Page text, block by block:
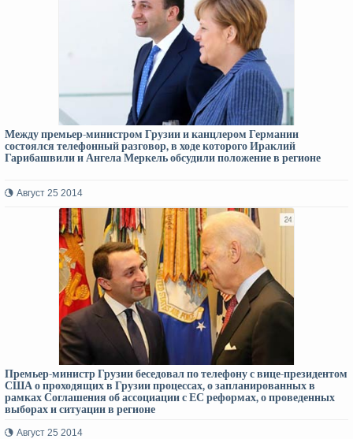
Между премьер-министром Грузии и канцлером Германии
состоялся телефонный разговор, в ходе которого Ираклий
Гарибашвили и Ангела Меркель обсудили положение в регионе
Август 25 2014
Премьер-министр Грузии беседовал по телефону с вице-президентом
США о проходящих в Грузии процессах, о запланированных в
рамках Соглашения об ассоциации с ЕС реформах, о проведенных
выборах и ситуации в регионе
Август 25 2014